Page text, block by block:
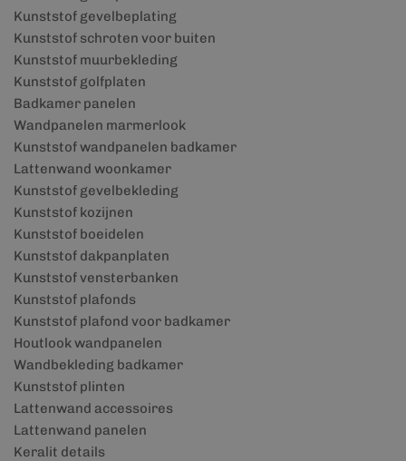
Kunststof gevelbeplating
Kunststof schroten voor buiten
Kunststof muurbekleding
Kunststof golfplaten
Badkamer panelen
Wandpanelen marmerlook
Kunststof wandpanelen badkamer
Lattenwand woonkamer
Kunststof gevelbekleding
Kunststof kozijnen
Kunststof boeidelen
Kunststof dakpanplaten
Kunststof vensterbanken
Kunststof plafonds
Kunststof plafond voor badkamer
Houtlook wandpanelen
Wandbekleding badkamer
Kunststof plinten
Lattenwand accessoires
Lattenwand panelen
Keralit details